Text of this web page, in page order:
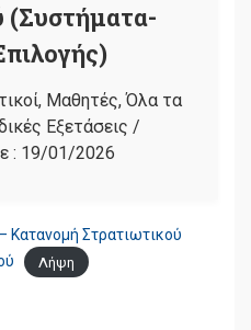
, Μαθητές,Όλα τα
Εξετάσεις /
: 19/01/2026
Κατανοµή Στρατιωτικού
Λήψη